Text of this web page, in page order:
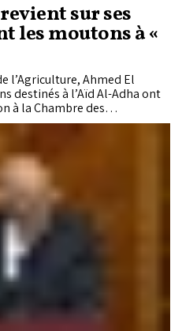
sur ses
les moutons à «
l’Agriculture, Ahmed El
destinés à l’Aïd Al-Adha ont
à la Chambre des
une altercation entre des
après avoir affirmé
à partir de 1.000 dirhams, le
ses propos avant la levée
erreur sur les chiffres